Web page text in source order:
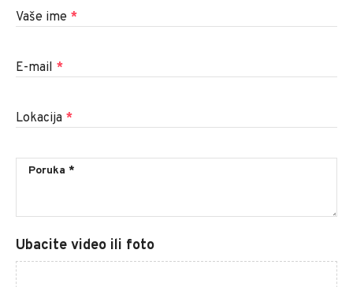
Vaše ime *
E-mail *
Lokacija *
Ubacite video ili foto